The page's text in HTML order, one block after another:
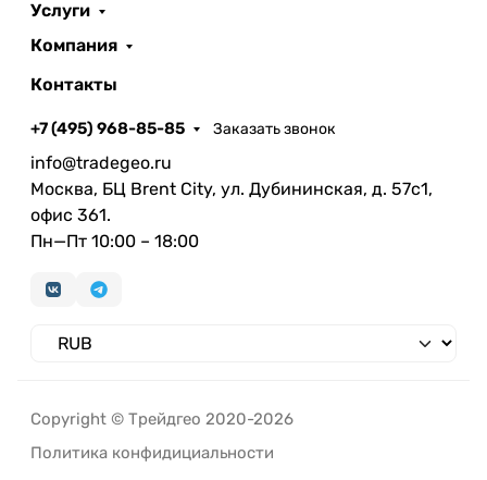
Услуги
Компания
Контакты
+7 (495) 968-85-85 Заказать звонок
info@tradegeo.ru
Москва, БЦ Brent City, ул. Дубининская, д. 57с1,
офис 361.
Пн—Пт 10:00 – 18:00
Copyright © Трейдгео 2020-2026
Политика конфидициальности